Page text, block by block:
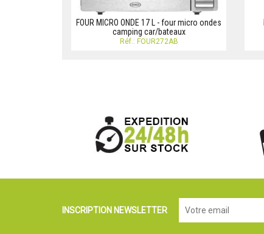
FOUR MICRO ONDE 17 L - four micro ondes
camping car/bateaux
Réf.: FOUR272AB
INSCRIPTION NEWSLETTER